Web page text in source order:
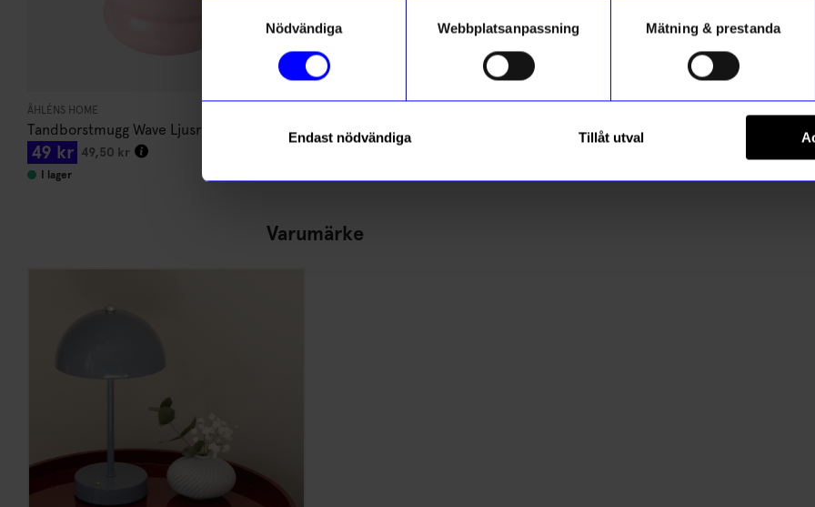
Nödvändiga
Webbplatsanpassning Mätning & prestanda
Endast nödvändiga Tillåt utval
ÅHLÉNS HOME
Tandborstmugg Wave Ljusrosa
49 kr 49,50 kr
I lager
Doftljus med kork lock 450gr Vit Bordslampa Laddningsbar
Varumärke